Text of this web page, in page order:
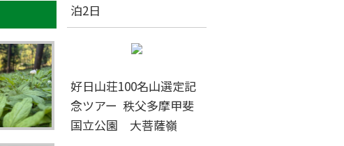
泊2日
好日山荘100名山選定記
念ツアー 秩父多摩甲斐
国立公園 大菩薩嶺